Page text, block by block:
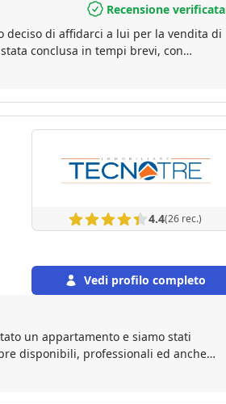
Recensione verificata
deciso di affidarci a lui per la vendita di
conclusa in tempi brevi, con
4.4(26 rec.)
Vedi profilo completo
un appartamento e siamo stati
disponibili, professionali ed anche